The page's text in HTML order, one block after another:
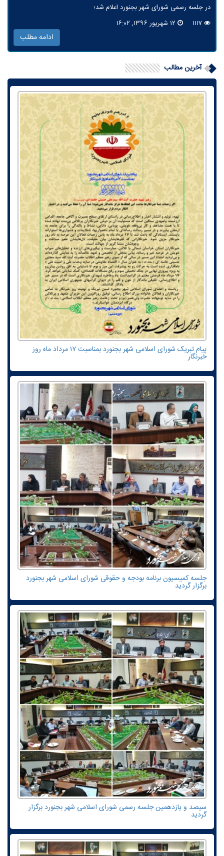
در جلسه رسمی شورای شهر بجنورد اعلام شد؛
ادامه مطلب
آخرین مطالب
پیام تبریک شورای اسلامی شهر بجنورد بمناسبت ۱۷ مرداد ماه روز
خبرنگار
جلسه کمیسیون برنامه بودجه و حقوقی شورای اسلامی شهر بجنورد
برگزار گردید
سیصد و یازدهمین جلسه رسمی شورای اسلامی شهر بجنورد برگزار
گردید